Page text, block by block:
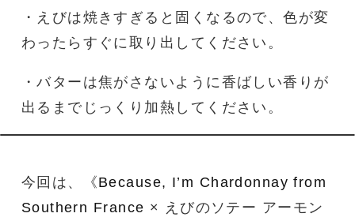
・えびは焼きすぎると固くなるので、色が変
わったらすぐに取り出してください。
・バターは焦がさないように香ばしい香りが
出るまでじっくり加熱してください。
今回は、《Because, I’m Chardonnay from
Southern France × えびのソテー アーモン